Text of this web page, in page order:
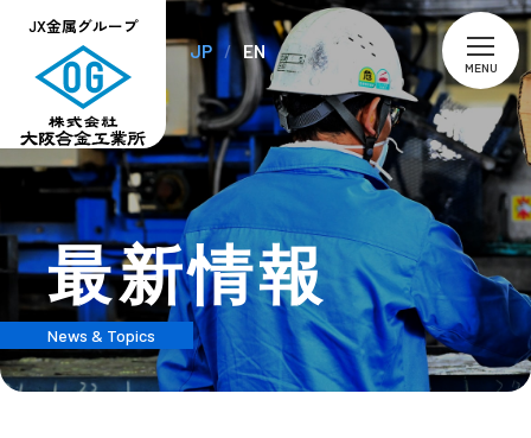
JX金属グループ
JP
EN
MENU
最新情報
News & Topics